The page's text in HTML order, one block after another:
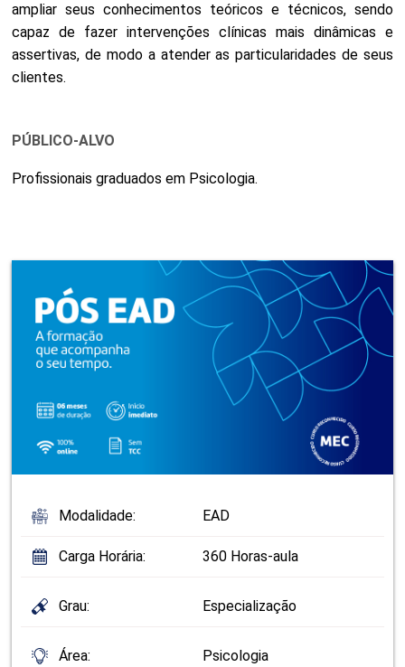
Modalidade: EAD
Carga Horária: 360 Horas-aula
Grau: Especialização
Área: Psicologia
ampliar seus conhecimentos teóricos e técnicos, sendo
capaz de fazer intervenções clínicas mais dinâmicas e
assertivas, de modo a atender as particularidades de seus
clientes.
PÚBLICO-ALVO
Profissionais graduados em Psicologia.